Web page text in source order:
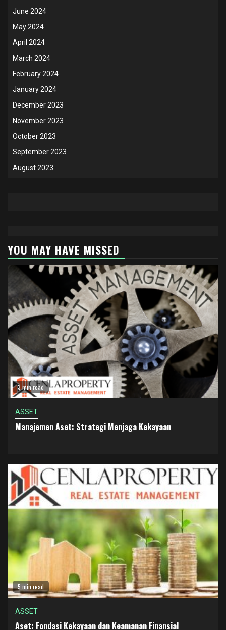
June 2024
May 2024
April 2024
March 2024
February 2024
January 2024
December 2023
November 2023
October 2023
September 2023
August 2023
YOU MAY HAVE MISSED
3 min read
ASSET
Manajemen Aset: Strategi Menjaga Kekayaan
5 min read
ASSET
Aset: Fondasi Kekayaan dan Keamanan Finansial